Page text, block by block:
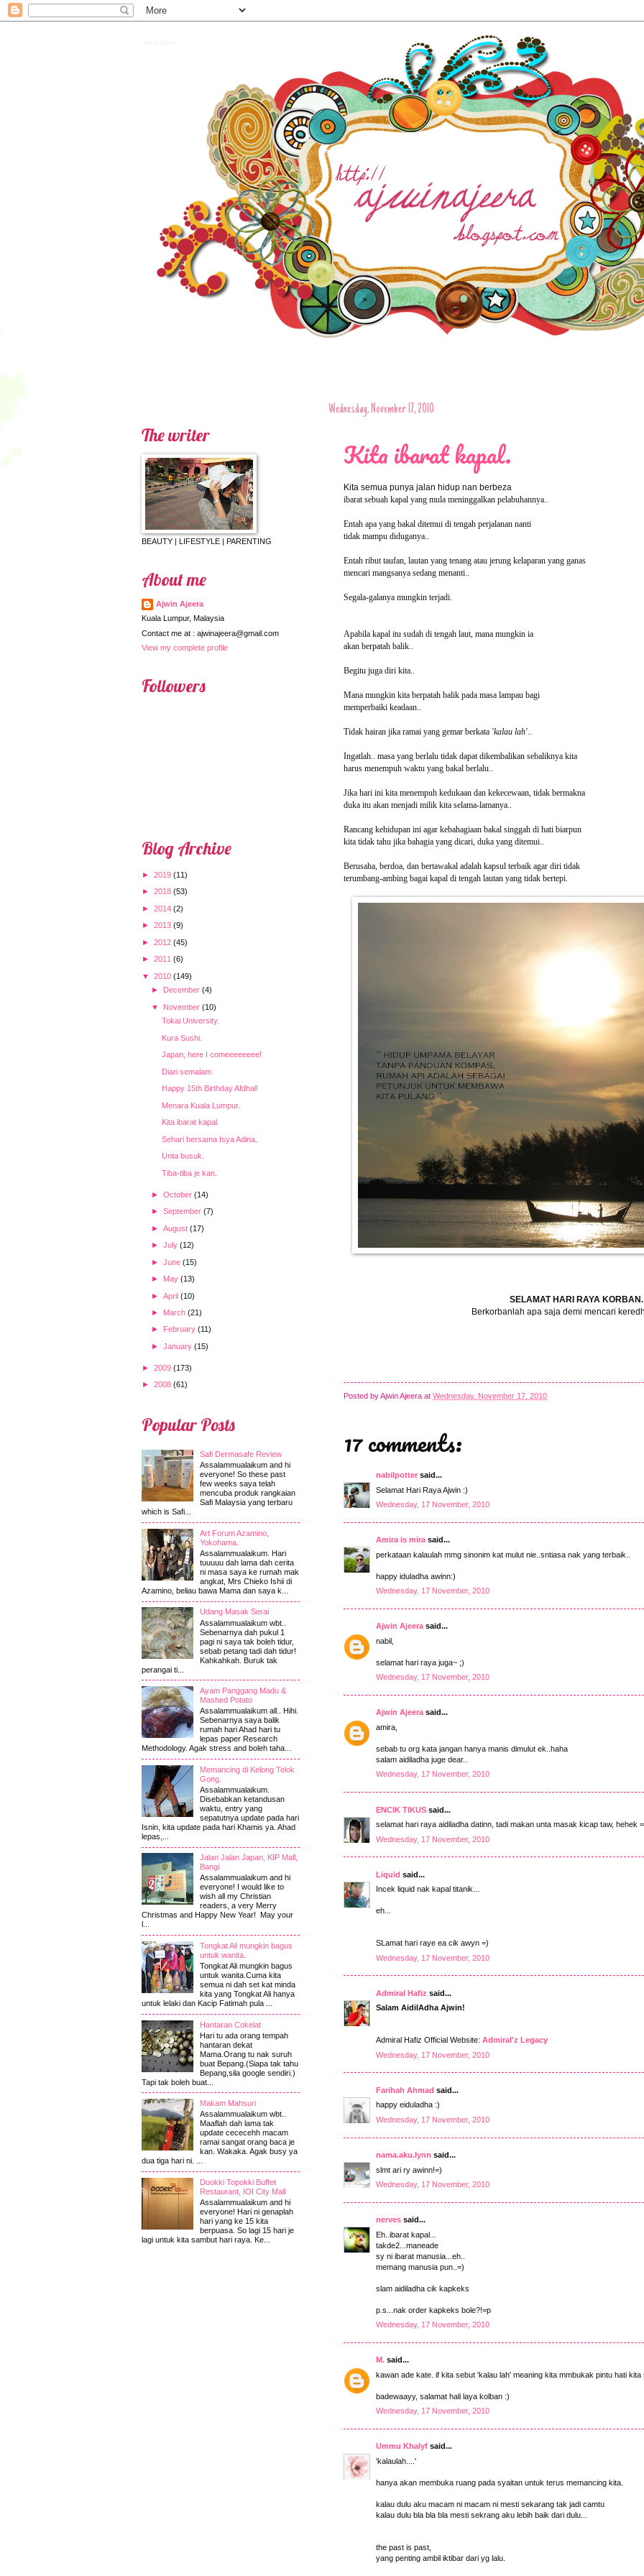
Wednesday, November 17, 2010
Kita ibarat kapal.
Kita semua punya jalan hidup nan berbeza
ibarat sebuah kapal yang mula meninggalkan pelabuhannya..
Entah apa yang bakal ditemui di tengah perjalanan nanti
tidak mampu diduganya..
Entah ribut taufan, lautan yang tenang atau jerung kelaparan yang ganas
mencari mangsanya sedang menanti..
Segala-galanya mungkin terjadi.
Apabila kapal itu sudah di tengah laut, mana mungkin ia
akan berpatah balik..
Begitu juga diri kita..
Mana mungkin kita berpatah balik pada masa lampau bagi
memperbaiki keadaan..
Tidak hairan jika ramai yang gemar berkata 'kalau lah'..
Ingatlah.. masa yang berlalu tidak dapat dikembalikan sebaliknya kita
harus menempuh waktu yang bakal berlalu..
Jika hari ini kita menempuh kedukaan dan kekecewaan, tidak bermakna
duka itu akan menjadi milik kita selama-lamanya..
Rancang kehidupan ini agar kebahagiaan bakal singgah di hati biarpun
kita tidak tahu jika bahagia yang dicari, duka yang ditemui..
Berusaha, berdoa, dan bertawakal adalah kapsul terbaik agar diri tidak
terumbang-ambing bagai kapal di tengah lautan yang tidak bertepi.
SELAMAT HARI RAYA KORBAN.
Berkorbanlah apa saja demi mencari
Posted byAjwin Ajeera at Wednesday, November 17, 2010
17 comments:
nabilpotter said...
Selamat Hari Raya Ajwin :)
Wednesday, 17 November, 2010
Amira is mira said...
perkataan kalaulah mmg sinonim kat mulut nie..sntiasa nak yang terbaik..
happy iduladha awinn:)
Wednesday, 17 November, 2010
Ajwin Ajeera said...
nabil,
selamat hari raya juga~ ;)
Wednesday, 17 November, 2010
Ajwin Ajeerasaid...
amira,
sebab tu org kata jangan hanya manis dimulut ek..haha
salam aidiladha juge dear..
Wednesday, 17 November, 2010
ENCIK TIKUS said...
selamat hari raya aidiladha datinn, tadi makan unta masak kicap taw, hehek
Wednesday, 17 November, 2010
Liquid said...
Incek liquid nak kapal titanik...
eh...
SLamat hari raye ea cik awyn =)
Wednesday, 17 November, 2010
Admiral Hafiz said...
Salam AidilAdha Ajwin!
Admiral Hafiz Official Website: Admiral'z Legacy
Wednesday, 17 November, 2010
Farihah Ahmad said...
happy eiduladha :)
Wednesday, 17 November, 2010
nama.aku.lynn said...
slmt ari ry awinn!=)
Wednesday, 17 November, 2010
nerves said...
Eh..ibarat kapal...
takde2...maneade
sy ni ibarat manusia...eh..
memang manusia pun..=)
slam aidiladha cik kapkeks
p.s...nak order kapkeks bole?!=p
Wednesday, 17 November, 2010
M. said...
kawan ade kate. if kita sebut 'kalau lah' meaning kita mmbukak pintu hati
badewaayy, salamat hali laya kolban :)
Wednesday, 17 November, 2010
Ummu Khalyf said...
'kalaulah....'
hanya akan membuka ruang pada syaitan untuk terus memancing kita.
kalau dulu aku macam ni macam ni mesti sekarang tak jadi camtu
kalau dulu bla bla bla mesti sekrang aku lebih baik dari dulu...
the past is past,
yang penting ambil iktibar dari yg lalu.
The writer
BEAUTY | LIFESTYLE | PARENTING
About me
Ajwin Ajeera
Kuala Lumpur, Malaysia
Contact me at : ajwinajeera@gmail.com
View my complete profile
Followers
Blog Archive
► 2019 (11)
► 2018 (53)
► 2014 (2)
► 2013 (9)
► 2012 (45)
► 2011 (6)
▼
2010 (149)
►
December (4)
▼
November (10)
Tokai University.
Kura Sushi.
Japan, here I comeeeeeeee!
Diari semalam.
Happy 15th Birthday Afdhal!
Menara Kuala Lumpur.
Kita ibarat kapal.
Sehari bersama Isya Adina.
Unta busuk.
Tiba-tiba je kan.
►October (14)
►September (7)
►August (17)
►July (12)
►June (15)
► May (13)
►April (10)
► March (21)
►
February (11)
►January (15)
► 2009 (173)
► 2008 (61)
Popular Posts
Safi Dermasafe Review
Assalammualaikum and hi
everyone! So these past
few weeks saya telah
mencuba produk rangkaian
Safi Malaysia yang terbaru
which is Safi...
Art Forum Azamino,
Yokohama.
Assalammualaikum. Hari
tuuuuu dah lama dah cerita
ni masa saya ke rumah mak
angkat, Mrs Chieko Ishii di
Azamino, beliau bawa Mama dan saya k...
Udang Masak Serai
Assalammualaikum wbt..
Sebenarnya dah pukul 1
pagi ni saya tak boleh tidur,
sebab petang tadi dah tidur!
Kahkahkah. Buruk tak
perangai ti...
Ayam Panggang Madu &
Mashed Potato
Assalammualaikum all.. Hihi.
Sebenarnya saya balik
rumah hari Ahad hari tu
lepas paper Research
Methodology. Agak stress and boleh taha...
Memancing di Kelong Telok
Gong.
Assalammualaikum.
Disebabkan ketandusan
waktu, entry yang
sepatutnya update pada hari
Isnin, kita update pada hari Khamis ya. Ahad
lepas,...
Jalan Jalan Japan, KIP Mall,
Bangi
Assalammualaikum and hi
everyone! I would like to
wish all my Christian
readers, a very Merry
Christmas and Happy New Year! May your
l...
Tongkat Ali mungkin bagus
untuk wanita.
Tongkat Ali mungkin bagus
untuk wanita.Cuma kita
semua ni dah set kat minda
kita yang Tongkat Ali hanya
untuk lelaki dan Kacip Fatimah pula ...
Hantaran Cokelat
Hari tu ada orang tempah
hantaran dekat
Mama.Orang tu nak suruh
buat Bepang.(Siapa tak tahu
Bepang,sila google sendiri.)
Tapi tak boleh buat...
Makam Mahsuri
Assalammualaikum wbt..
Maaflah dah lama tak
update cececehh macam
ramai sangat orang baca je
kan. Wakaka. Agak busy ya
dua tiga hari ni. ...
Dookki Topokki Buffet
Restaurant, IOI City Mall
Assalammualaikum and hi
everyone! Hari ni genaplah
hari yang ke 15 kita
berpuasa. So lagi 15 hari je
lagi untuk kita sambut hari raya. Ke...